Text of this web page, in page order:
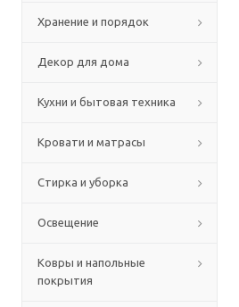
Хранение и порядок
Декор для дома
Кухни и бытовая техника
Кровати и матрасы
Стирка и уборка
Освещение
Ковры и напольные
покрытия